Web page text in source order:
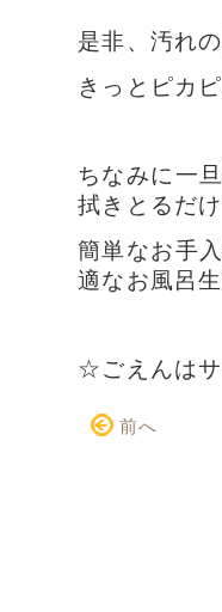
是非、汚れ
きっとピカ
ちなみに一
拭きとるだ
簡単なお手
適なお風呂
☆ごえんは
前へ